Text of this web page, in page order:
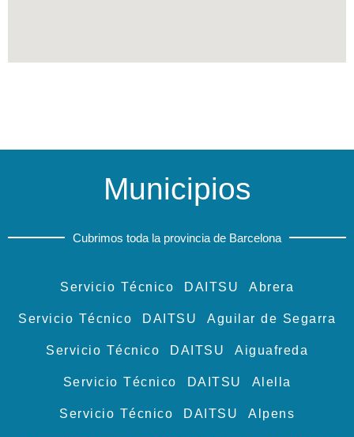
Municipios
Cubrimos toda la provincia de Barcelona
Servicio Técnico DAITSU Abrera
Servicio Técnico DAITSU Aguilar de Segarra
Servicio Técnico DAITSU Aiguafreda
Servicio Técnico DAITSU Alella
Servicio Técnico DAITSU Alpens